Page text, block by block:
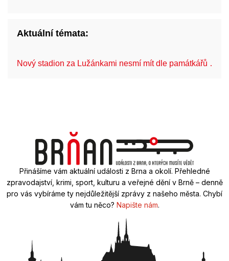
Aktuální témata:
Nový stadion za Lužánkami nesmí mít dle památkářů …
Přinášíme vám aktuální události z Brna a okolí. Přehledné
zpravodajství, krimi, sport, kulturu a veřejné dění v Brně – denně
pro vás vybíráme ty nejdůležitější zprávy z našeho města. Chybí
vám tu něco? Napište nám.